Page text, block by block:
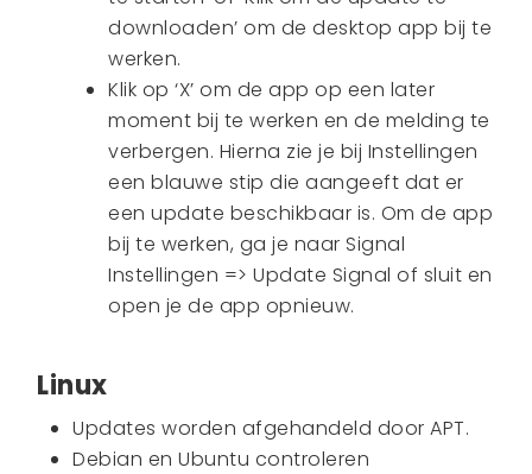
downloaden’ om de desktop app bij te
werken.
Klik op ‘X’ om de app op een later
moment bij te werken en de melding te
verbergen. Hierna zie je bij Instellingen
een blauwe stip die aangeeft dat er
een update beschikbaar is. Om de app
bij te werken, ga je naar Signal
Instellingen => Update Signal of sluit en
open je de app opnieuw.
Linux
Updates worden afgehandeld door APT.
Debian en Ubuntu controleren